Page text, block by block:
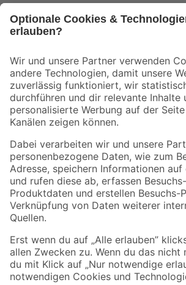
Der toom Newsletter: Keine Angebote und Aktionen
Zur Newsletter Anmeldung
Folge uns
Zahlungsarten
Sicher einkaufen
Jetzt die toom-App herunterladen